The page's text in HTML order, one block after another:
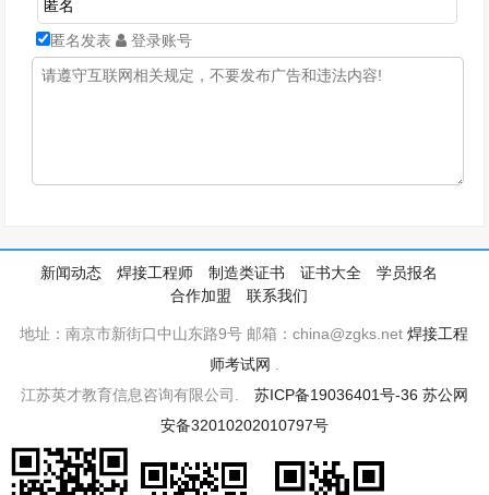
匿名发表 登录账号
新闻动态 焊接工程师 制造类证书 证书大全
学员报名
合作加盟
联系我们
地址：南京市新街口中山东路9号 邮箱：china@zgks.net焊接工程
师考试网
江苏英才教育信息咨询有限公司. 苏ICP备19036401号-36 苏公网
安备32010202010797号